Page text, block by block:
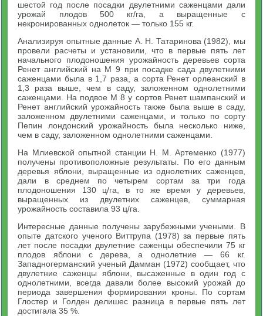
шестой год после посадки двулетними саженцами дали
урожай плодов 500 кг/га, а выращенные с
некронированных однолеток — только 155 кг.
Анализируя опытные данные А. Н. Татаринова (1982), мы
провели расчеты и установили, что в первые пять лет
начального плодоношения урожайность деревьев сорта
Ренет английский на М 9 при посадке сада двулетними
саженцами была в 1,7 раза, а сорта Ренет орлеанский в
1,3 раза выше, чем в саду, заложенном однолетними
саженцами. На подвое М 8 у сортов Ренет шампанский и
Ренет английский урожайность также была выше в саду,
заложенном двулетними саженцами, и только по сорту
Пепин лондонский урожайность была несколько ниже,
чем в саду, заложенном однолетними саженцами.
На Млиевской опытной станции Н. М. Артеменко (1977)
получены противоположные результаты. По его данным
деревья яблони, выращенные из однолетних саженцев,
дали в среднем по четырем сортам за три года
плодоношения 130 ц/га, в то же время у деревьев,
выращенных из двулетних саженцев, суммарная
урожайность составила 93 ц/га.
Интересные данные получены зарубежными учеными. В
опыте датского ученого Виттрупа (1978) за первые пять
лет после посадки двулетние саженцы обеспечили 75 кг
плодов яблони с дерева, а однолетние — 66 кг.
Западногерманский ученый Дамман (1972) сообщает, что
двулетние саженцы яблони, высаженные в один год с
однолетними, всегда давали более высокий урожай до
периода завершения формирования кроны. По сортам
Глостер и Голден делишес разница в первые пять лет
достигала 35 %.